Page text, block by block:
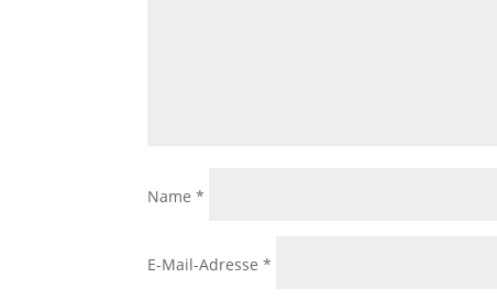
Name*
E-Mail-Adresse*